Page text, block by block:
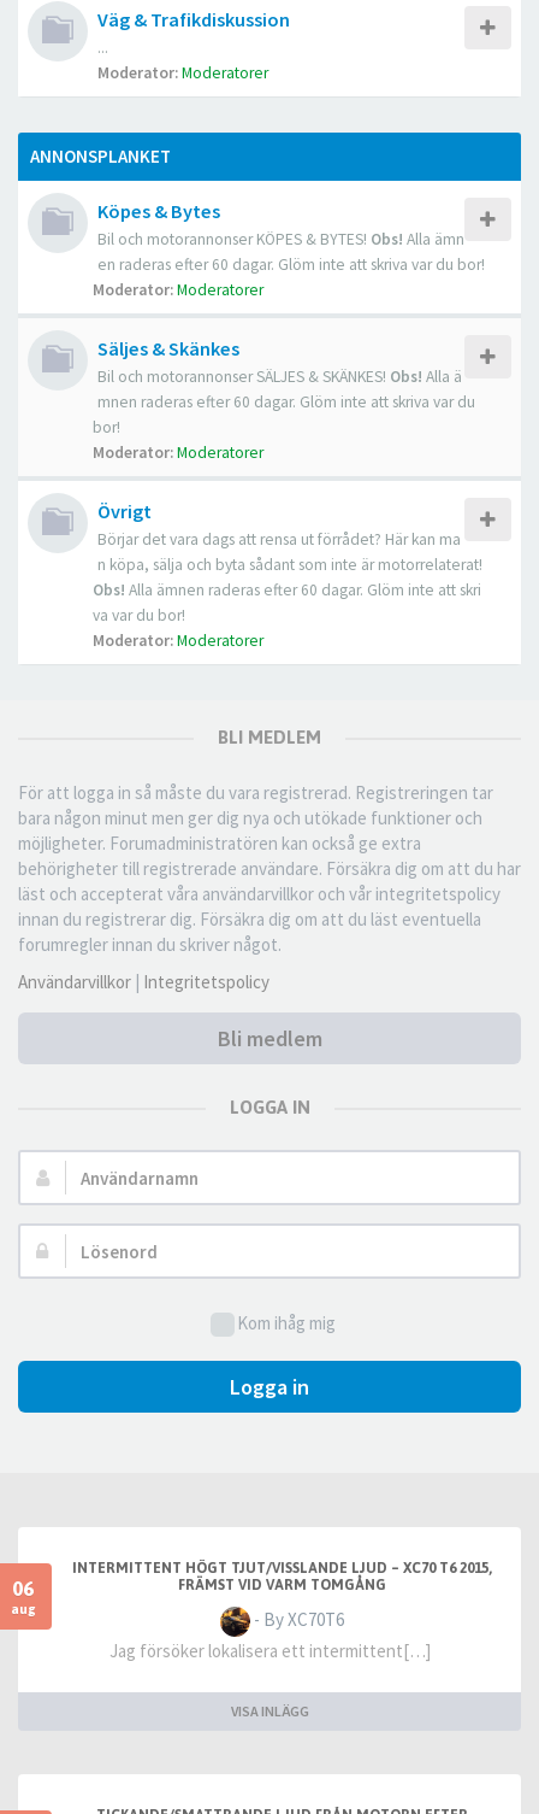
Väg & Trafikdiskussion
...
Moderator:Moderatorer
ANNONSPLANKET
Köpes & Bytes
Bil och motorannonser KÖPES & BYTES! Obs! Alla ämn
en raderas efter 60 dagar. Glöm inte att skriva var du bor!
Moderator:Moderatorer
Säljes & Skänkes
Bil och motorannonser SÄLJES & SKÄNKES! Obs! Alla ä
mnen raderas efter 60 dagar. Glöm inte att skriva var du
bor!
Moderator:Moderatorer
Övrigt
Börjar det vara dags att rensa ut förrådet? Här kan ma
n köpa, sälja och byta sådant som inte är motorrelaterat!
Obs! Alla ämnen raderas efter 60 dagar. Glöm inte att skri
va var du bor!
Moderator:Moderatorer
BLI MEDLEM
För att logga in så måste du vara registrerad. Registreringen tar
bara någon minut men ger dig nya och utökade funktioner och
möjligheter. Forumadministratören kan också ge extra
behörigheter till registrerade användare. Försäkra dig om att du har
läst och accepterat våra användarvillkor och vår integritetspolicy
innan du registrerar dig. Försäkra dig om att du läst eventuella
forumregler innan du skriver något.
Användarvillkor | Integritetspolicy
Bli medlem
LOGGA IN
Användarnamn:
Lösenord:
Kom ihåg mig
Logga in
06
aug
INTERMITTENT HÖGT TJUT/VISSLANDE LJUD – XC70 T6 2015,
FRÄMST VID VARM TOMGÅNG
- By XC70T6
Jag försöker lokalisera ett intermittent[…]
VISA INLÄGG